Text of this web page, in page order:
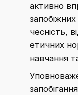
активно
чесність,
етичних
навчання